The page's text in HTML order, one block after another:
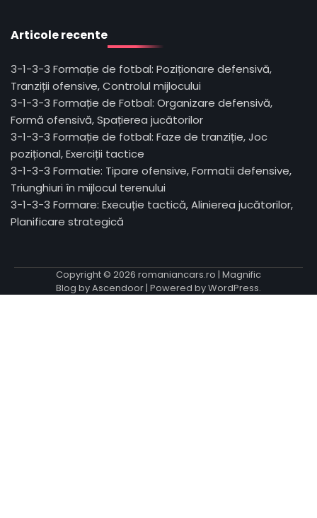
Articole recente
3-1-3-3 Formație de fotbal: Poziționare defensivă,
Tranziții ofensive, Controlul mijlocului
3-1-3-3 Formație de Fotbal: Organizare defensivă,
Formă ofensivă, Spațierea jucătorilor
3-1-3-3 Formație de fotbal: Faze de tranziție, Joc
pozițional, Exerciții tactice
3-1-3-3 Formatie: Tipare ofensive, Formatii defensive,
Triunghiuri în mijlocul terenului
3-1-3-3 Formare: Execuție tactică, Alinierea jucătorilor,
Planificare strategică
Copyright © 2026 romaniancars.ro | Magnific
Blog byAscendoor | Powered byWordPress.